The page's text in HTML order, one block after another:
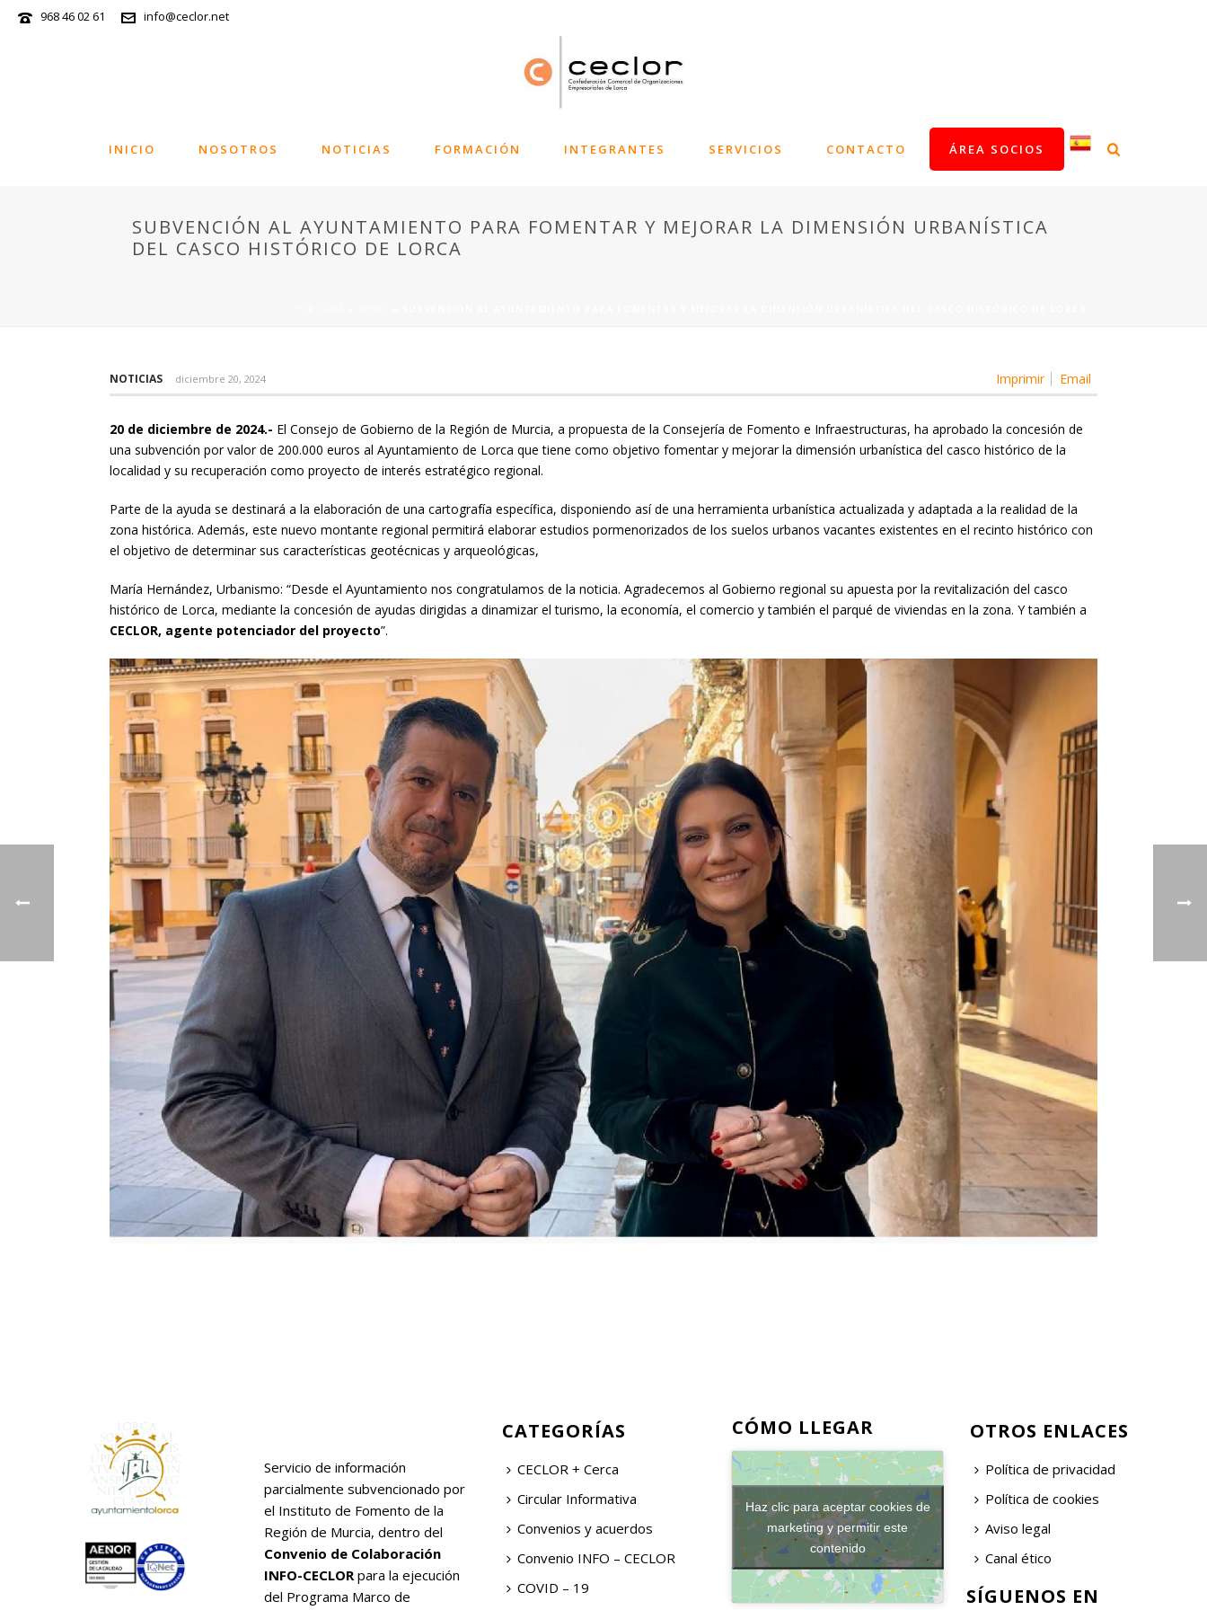
968 46 02 61 info@ceclor.net
INICIO NOSOTROS NOTICIAS FORMACIÓN INTEGRANTES SERVICIOS CONTACTO ÁREA SOCIOS
SUBVENCIÓN AL AYUNTAMIENTO PARA FOMENTAR Y MEJORAR LA DIMENSIÓN URBANÍSTICA
DEL CASCO HISTÓRICO DE LORCA
Imprimir Email
NOTICIAS diciembre 20, 2024
20 de diciembre de 2024.- El Consejo de Gobierno de la Región de Murcia, a propuesta de la Consejería de Fomento e Infraestructuras, ha aprobado la concesión de
una subvención por valor de 200.000 euros al Ayuntamiento de Lorca que tiene como objetivo fomentar y mejorar la dimensión urbanística del casco histórico de la
localidad y su recuperación como proyecto de interés estratégico regional.
Parte de la ayuda se destinará a la elaboración de una cartografía específica, disponiendo así de una herramienta urbanística actualizada y adaptada a la realidad de la
zona histórica. Además, este nuevo montante regional permitirá elaborar estudios pormenorizados de los suelos urbanos vacantes existentes en el recinto histórico con
el objetivo de determinar sus características geotécnicas y arqueológicas,
María Hernández, Urbanismo: “Desde el Ayuntamiento nos congratulamos de la noticia. Agradecemos al Gobierno regional su apuesta por la revitalización del casco
histórico de Lorca, mediante la concesión de ayudas dirigidas a dinamizar el turismo, la economía, el comercio y también el parqué de viviendas en la zona. Y también a
CECLOR, agente potenciador del proyecto”.
Servicio de información
parcialmente subvencionado por
el Instituto de Fomento de la
Región de Murcia, dentro del
Convenio de Colaboración
INFO-CECLOR para la ejecución
del Programa Marco de
CATEGORÍAS
CECLOR + Cerca
Circular Informativa
Convenios y acuerdos
Convenio INFO – CECLOR
COVID – 19
CÓMO LLEGAR
Haz clic para aceptar cookies de
marketing y permitir este
contenido
OTROS ENLACES
Política de privacidad
Política de cookies
Aviso legal
Canal ético
SÍGUENOS EN